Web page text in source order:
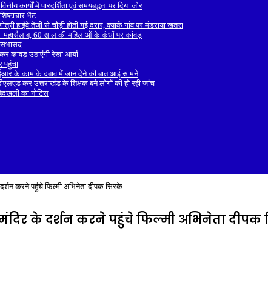
कार्यों में पारदर्शिता एवं समयबद्धता पर दिया जोर
भेंट
हाईवे तेजी से चौड़ी होती गई दरार, क्यार्क गांव पर मंडराया खतरा
महासैलाब, 60 साल की महिलाओं के कंधों पर कांवड़
सभासद
कावड़ उठाएंगी रेखा आर्या
पहुंचा
के काम के दबाव में जान देने की बात आई सामने
कर उत्तराखंड के शिक्षक बने लोगों की हो रही जांच
का नोटिस
करने पहुंचे फिल्मी अभिनेता दीपक सिरके
के दर्शन करने पहुंचे फिल्मी अभिनेता दीपक